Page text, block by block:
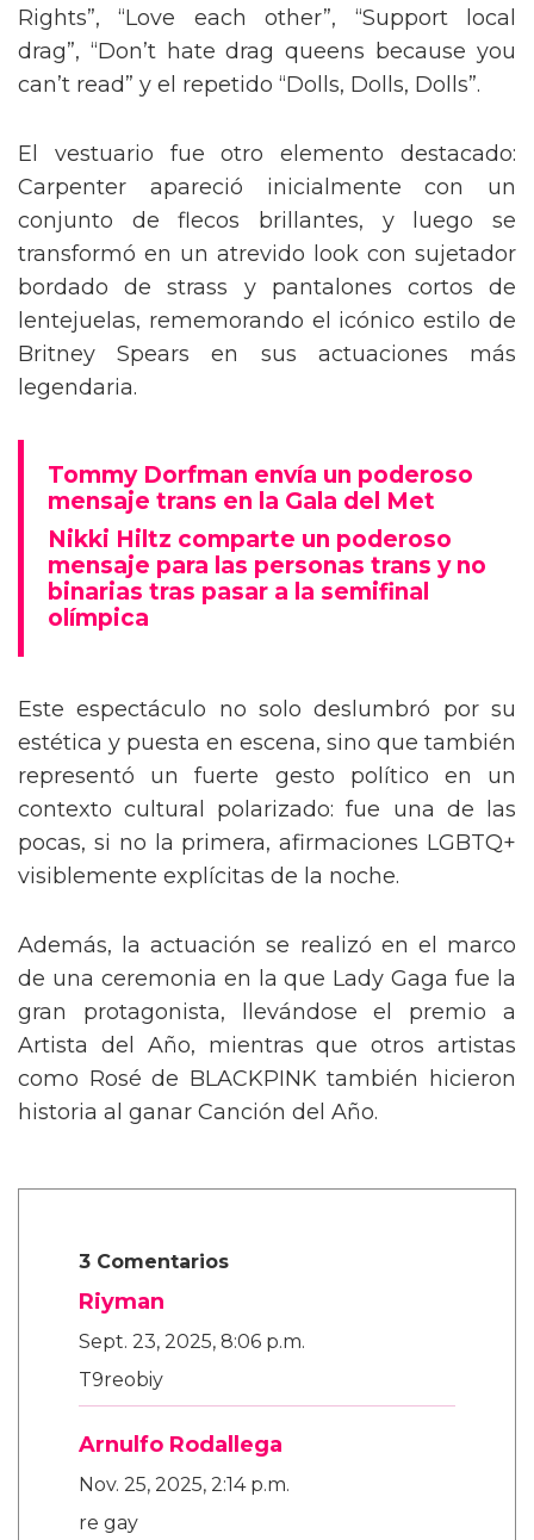
Rights”, “Love each other”, “Support local
drag”, “Don’t hate drag queens because you
can’t read” y el repetido “Dolls, Dolls, Dolls”.
El vestuario fue otro elemento destacado:
Carpenter apareció inicialmente con un
conjunto de flecos brillantes, y luego se
transformó en un atrevido look con sujetador
bordado de strass y pantalones cortos de
lentejuelas, rememorando el icónico estilo de
Britney Spears en sus actuaciones más
legendaria.
Tommy Dorfman envía un poderoso
mensaje trans en la Gala del Met
Nikki Hiltz comparte un poderoso
mensaje para las personas trans y no
binarias tras pasar a la semifinal
olímpica
Este espectáculo no solo deslumbró por su
estética y puesta en escena, sino que también
representó un fuerte gesto político en un
contexto cultural polarizado: fue una de las
pocas, si no la primera, afirmaciones LGBTQ+
visiblemente explícitas de la noche.
Además, la actuación se realizó en el marco
de una ceremonia en la que Lady Gaga fue la
gran protagonista, llevándose el premio a
Artista del Año, mientras que otros artistas
como Rosé de BLACKPINK también hicieron
historia al ganar Canción del Año.
3 Comentarios
Riyman
Sept. 23, 2025, 8:06 p.m.
T9reobiy
Arnulfo Rodallega
Nov. 25, 2025, 2:14 p.m.
re gay